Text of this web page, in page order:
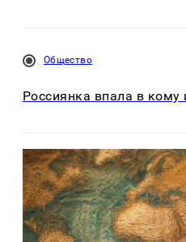
Общество
Россиянка впала в кому